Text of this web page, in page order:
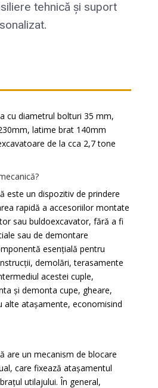
tehnică și suport
cu diametrul bolturi 35 mm,
latime brat 140mm
de la cca 2,7 tone
este un dispozitiv de prindere
rapidă a accesoriilor montate
sau buldoexcavator, fără a fi
sau de demontare
esențială pentru
demolări, terasamente
acestei cuple,
și demonta cupe, gheare,
alte atașamente, economisind
are un mecanism de blocare
care fixează atașamentul
utilajului. În general,